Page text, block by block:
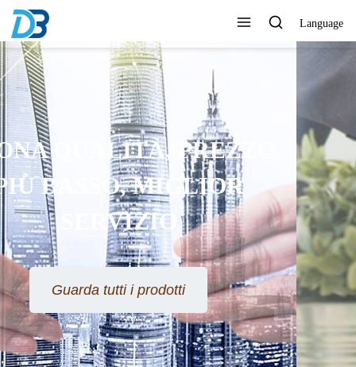
Language
L'ALTA QUALITÀ È IL
NOSTRO OBBLIGO!
Guarda tutti i prodotti